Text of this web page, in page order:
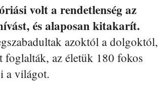
volt a rendetlenség az
és alaposan kitakarít.
azoktól a dolgoktól,
foglalták, az életük 180 fokos
a világot.